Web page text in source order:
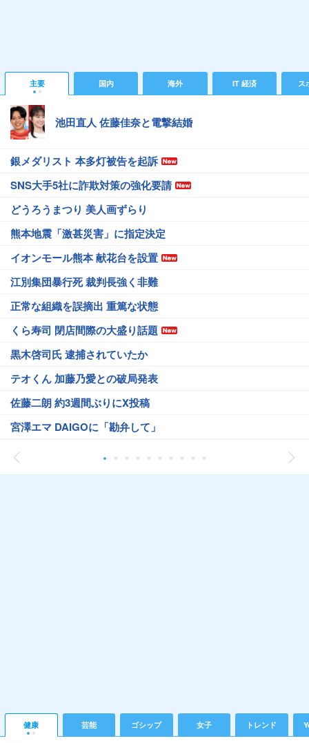
主要 国内 海外 IT 経済 ス
池田直人 佐藤佳奈と電撃結婚
銀メダリスト 本多灯被告を起訴
SNS大手5社に詐欺対策の強化要請
どうろうまつり 美人画ずらり
熊本地震「激甚災害」に指定決定
イオンモール熊本 献花台を設置
江別集団暴行死 裁判長強く非難
正常な組織を誤摘出 重篤な状態
くら寿司 閉店間際の大盛り話題
黒木啓司氏 逮捕されていたか
テオくん 加藤乃愛との破局発表
佐藤二朗 約3週間ぶりにX投稿
宮澤エマ DAIGOに「勘弁して」
健康 芸能 ゴシップ 女子 トレンド